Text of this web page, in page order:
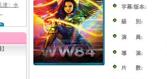
超人
】
字幕/版本:
級 別:
演 員:
導 演:
片 數: